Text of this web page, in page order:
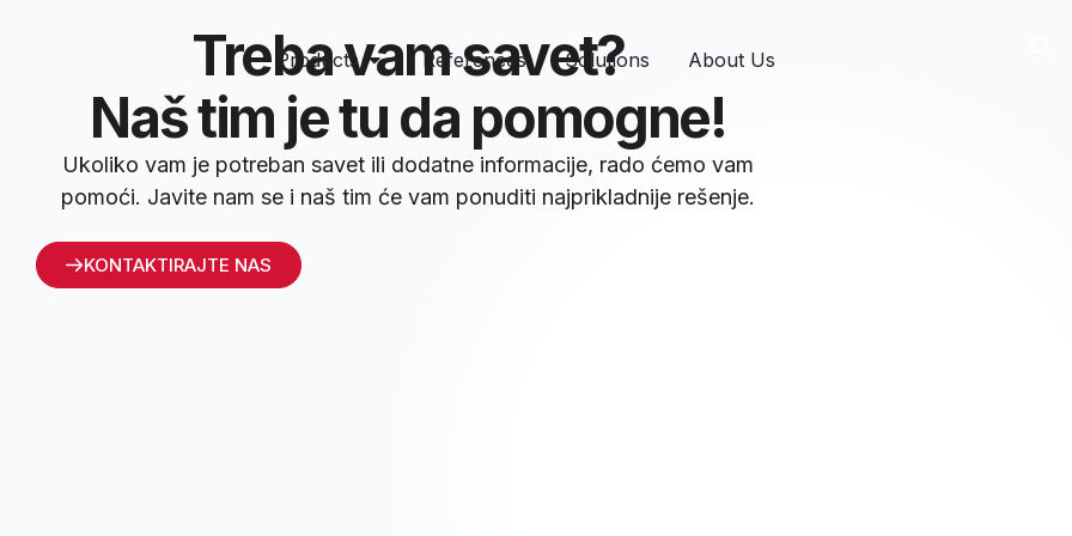
Products References Solutions About Us
Treba vam savet?
Naš tim je tu da pomogne!
Ukoliko vam je potreban savet ili dodatne informacije, rado ćemo vam
pomoći. Javite nam se i naš tim će vam ponuditi najprikladnije rešenje.
KONTAKTIRAJTE NAS